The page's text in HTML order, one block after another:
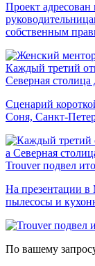
Проект
собственным
Каждый третий
Северная
Сценарий
Соня, Санкт-
Trouver подвел
На презентации в
пылесосы и
По вашему